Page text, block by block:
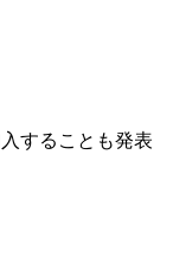
することも発表